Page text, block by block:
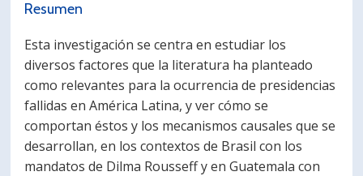
Estudiantes
Resumen
Esta investigación se centra en estudiar los
diversos factores que la literatura ha planteado
como relevantes para la ocurrencia de presidencias
fallidas en América Latina, y ver cómo se
comportan éstos y los mecanismos causales que se
desarrollan, en los contextos de Brasil con los
mandatos de Dilma Rousseff y en Guatemala con